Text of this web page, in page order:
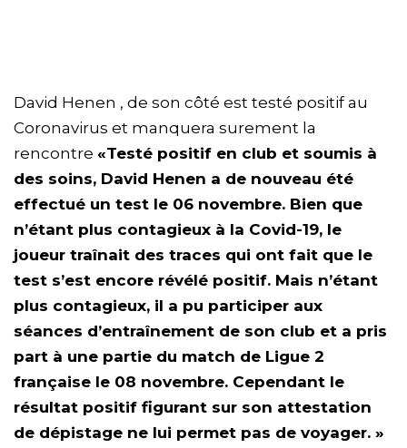
David Henen , de son côté est testé positif au
Coronavirus et manquera surement la
rencontre «Testé positif en club et soumis à
des soins, David Henen a de nouveau été
effectué un test le 06 novembre. Bien que
n’étant plus contagieux à la Covid-19, le
joueur traînait des traces qui ont fait que le
test s’est encore révélé positif. Mais n’étant
plus contagieux, il a pu participer aux
séances d’entraînement de son club et a pris
part à une partie du match de Ligue 2
française le 08 novembre. Cependant le
résultat positif figurant sur son attestation
de dépistage ne lui permet pas de voyager. »